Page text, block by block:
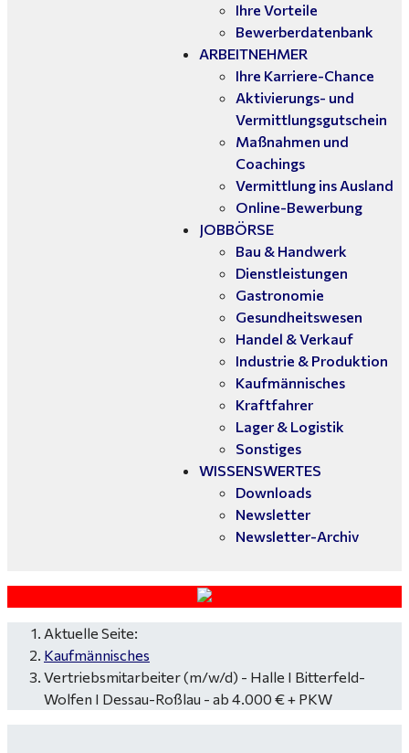
Ihre Vorteile
Bewerberdatenbank
ARBEITNEHMER
Ihre Karriere-Chance
Aktivierungs- und
Vermittlungsgutschein
Maßnahmen und
Coachings
Vermittlung ins Ausland
Online-Bewerbung
JOBBÖRSE
Bau & Handwerk
Dienstleistungen
Gastronomie
Gesundheitswesen
Handel & Verkauf
Industrie & Produktion
Kaufmännisches
Kraftfahrer
Lager & Logistik
Sonstiges
WISSENSWERTES
Downloads
Newsletter
Newsletter-Archiv
Aktuelle Seite:
Kaufmännisches
Vertriebsmitarbeiter (m/w/d) - Halle I Bitterfeld-
Wolfen I Dessau-Roßlau - ab 4.000 € + PKW